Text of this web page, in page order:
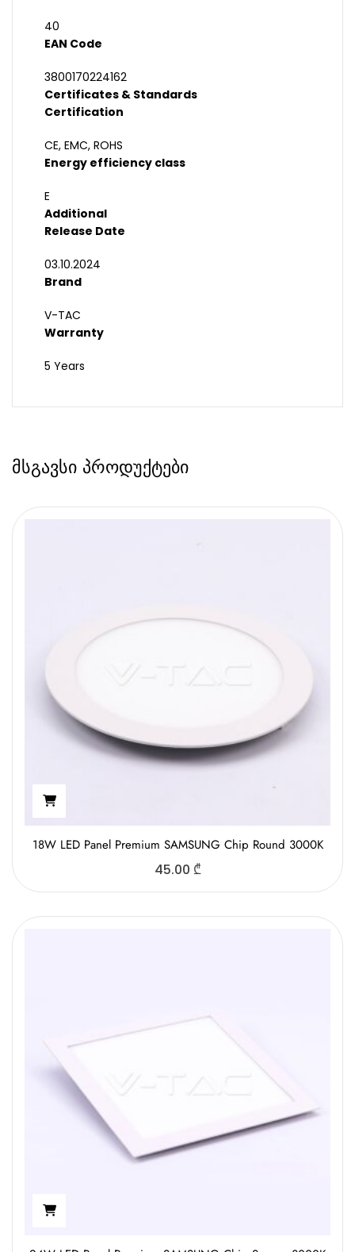
40
EAN Code
3800170224162
Certificates & Standards
Certification
CE, EMC, ROHS
Energy efficiency class
E
Additional
Release Date
03.10.2024
Brand
V-TAC
Warranty
5 Years
მსგავსი პროდუქტები
18W LED Panel Premium SAMSUNG Chip Round 3000K
45.00 ₾